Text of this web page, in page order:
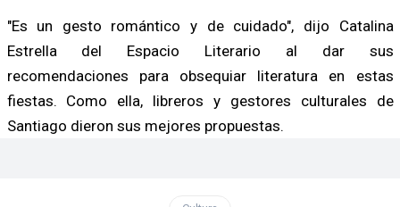
"Es un gesto romántico y de cuidado", dijo Catalina
Estrella del Espacio Literario al dar sus
recomendaciones para obsequiar literatura en estas
fiestas. Como ella, libreros y gestores culturales de
Santiago dieron sus mejores propuestas.